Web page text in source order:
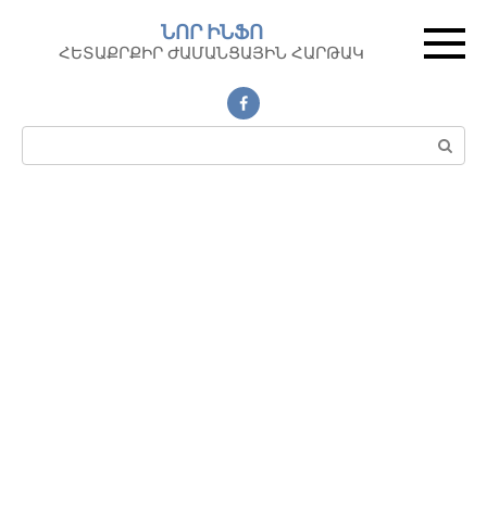
контенту
ՆՈՐ ԻՆՖՈ
ՀԵՏԱՔՐՔԻՐ ԺԱՄԱՆՑԱՅԻՆ ՀԱՐԹԱԿ
Поиск: